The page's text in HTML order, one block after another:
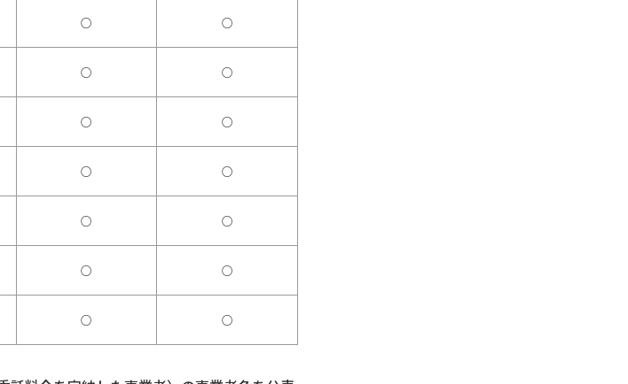
○ ○
○ ○
○ ○
○ ○
○ ○
○ ○
○ ○